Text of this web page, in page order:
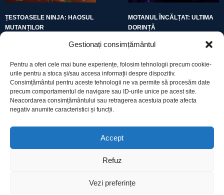
Gestionați consimțământul
Pentru a oferi cele mai bune experiențe, folosim tehnologii precum cookie-
urile pentru a stoca și/sau accesa informații despre dispozitiv.
Consimțământul pentru aceste tehnologii ne va permite să procesăm date
precum comportamentul de navigare sau ID-urile unice pe acest site.
Neacordarea consimțământului sau retragerea acestuia poate afecta
negativ anumite caracteristici și funcții.
Accept
Refuz
Vezi preferințe
ȚESTOASELE NINJA: HAOSUL
MUTANȚILOR
MOTANUL ÎNCĂLȚAT: ULTIMA
DORINȚĂ
Utile
Declarație cookie-uri
Contact